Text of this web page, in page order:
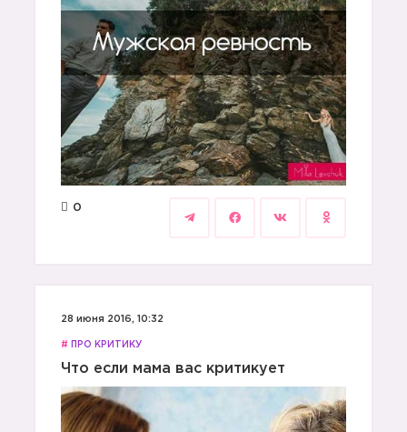
0
28 июня 2016, 10:32
# ПРО КРИТИКУ
Что если мама вас критикует